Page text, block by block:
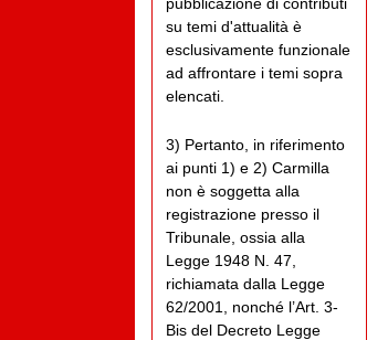
pubblicazione di contributi
su temi d'attualità è
esclusivamente funzionale
ad affrontare i temi sopra
elencati.
3) Pertanto, in riferimento
ai punti 1) e 2) Carmilla
non è soggetta alla
registrazione presso il
Tribunale, ossia alla
Legge 1948 N. 47,
richiamata dalla Legge
62/2001, nonché l’Art. 3-
Bis del Decreto Legge